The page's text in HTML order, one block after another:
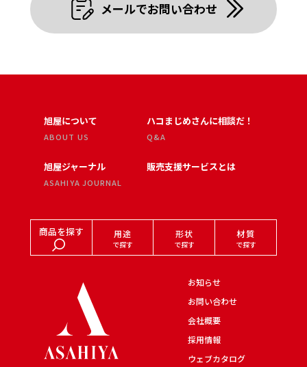
メールでお問い合わせ
旭屋について
ABOUT US
旭屋ジャーナル
ASAHIYA JOURNAL
ハコまじめさんに相談だ！
Q&A
販売支援サービスとは
商品を探す 用途
で探す
形状
で探す
材質
で探す
お知らせ
お問い合わせ
会社概要
採用情報
ウェブカタログ